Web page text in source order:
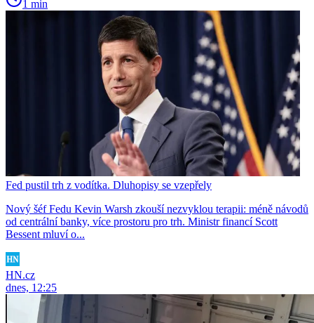
1 min
Fed pustil trh z vodítka. Dluhopisy se vzepřely
Nový šéf Fedu Kevin Warsh zkouší nezvyklou terapii: méně návodů
od centrální banky, více prostoru pro trh. Ministr financí Scott
Bessent mluví o...
HN.cz
dnes, 12:25